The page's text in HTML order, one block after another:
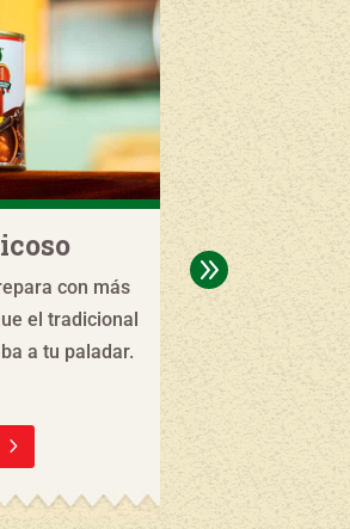
con más
el tradicional
a tu paladar.
La receta
sabor original
por
9